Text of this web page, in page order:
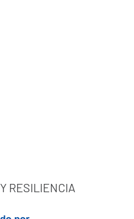
RESILIENCIA